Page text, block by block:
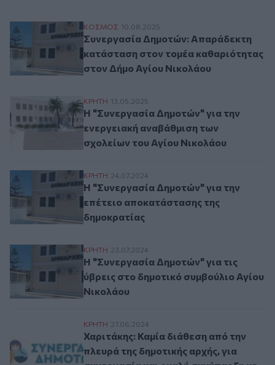
Συνεργασία Δημοτών: Απαράδεκτη
ΚΟΣΜΟΣ 10.08.2025
Συνεργασία Δημοτών: Απαράδεκτη
κατάσταση στον τομέα καθαριότητας
στον Δήμο Αγίου Νικολάου
Η "Συνεργασία Δημοτών" για την
ΚΡΗΤΗ 13.05.2025
Η "Συνεργασία Δημοτών" για την
ενεργειακή αναβάθμιση των
σχολείων του Αγίου Νικολάου
H "Συνεργασία Δημοτών" για την
ΚΡΗΤΗ 24.07.2024
H "Συνεργασία Δημοτών" για την
επέτειο αποκατάστασης της
δημοκρατίας
H "Συνεργασία Δημοτών" για τις ύβρεις
ΚΡΗΤΗ 23.07.2024
H "Συνεργασία Δημοτών" για τις
ύβρεις στο δημοτικό συμβούλιο Αγίου
Νικολάου
Χαριτάκης: Καμία διάθεση από την
ΚΡΗΤΗ 27.06.2024
Χαριτάκης: Καμία διάθεση από την
πλευρά της δημοτικής αρχής, για